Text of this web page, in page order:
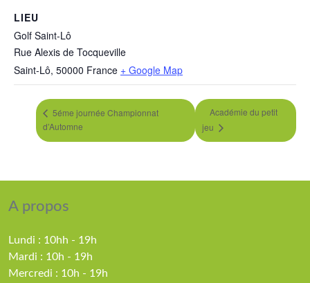
LIEU
Golf Saint-Lô
Rue Alexis de Tocqueville
Saint-Lô, 50000 France + Google Map
5éme journée Championnat
d’Automne
Académie du petit
jeu
A propos
Lundi : 10hh - 19h
Mardi : 10h - 19h
Mercredi : 10h - 19h